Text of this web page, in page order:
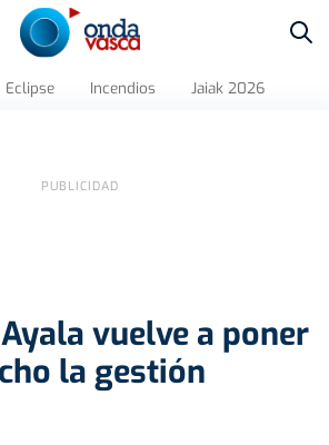
Eclipse Incendios Jaiak 2026
vuelve a poner
la gestión